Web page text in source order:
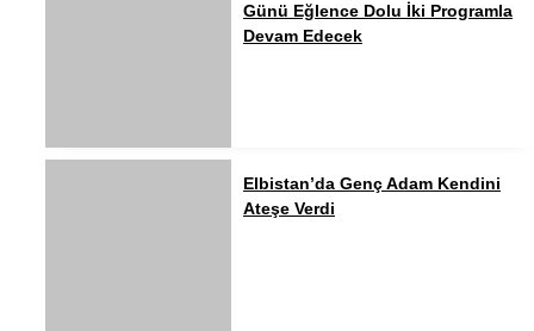
Günü Eğlence Dolu İki Programla
Devam Edecek
Elbistan’da Genç Adam Kendini
Ateşe Verdi